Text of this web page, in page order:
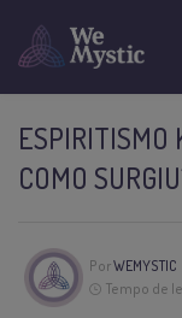
ESPIRITISMO
COMO
PorWEMYSTIC
Tempo de